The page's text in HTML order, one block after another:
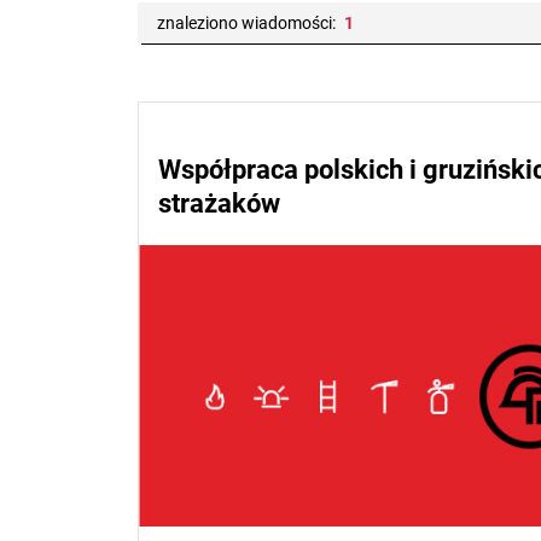
znaleziono wiadomości: 1
Współpraca polskich i
strażaków